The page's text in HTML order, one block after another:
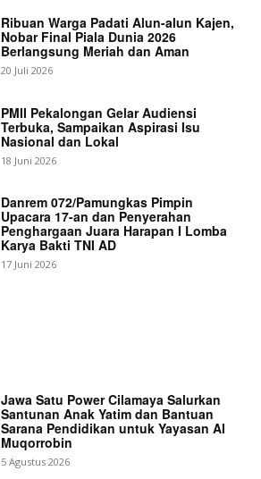
Ribuan Warga Padati Alun-alun Kajen,
Nobar Final Piala Dunia 2026
Berlangsung Meriah dan Aman
20 Juli 2026
PMII Pekalongan Gelar Audiensi
Terbuka, Sampaikan Aspirasi Isu
Nasional dan Lokal
18 Juni 2026
Danrem 072/Pamungkas Pimpin
Upacara 17-an dan Penyerahan
Penghargaan Juara Harapan I Lomba
Karya Bakti TNI AD
17 Juni 2026
Jawa Satu Power Cilamaya Salurkan
Santunan Anak Yatim dan Bantuan
Sarana Pendidikan untuk Yayasan Al
Muqorrobin
5 Agustus 2026